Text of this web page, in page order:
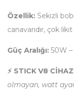
Özellik: Sekizli
canavarıdır, çok
Güç Aralığı: 50W
⚡ STICK V8
olmayan, watt